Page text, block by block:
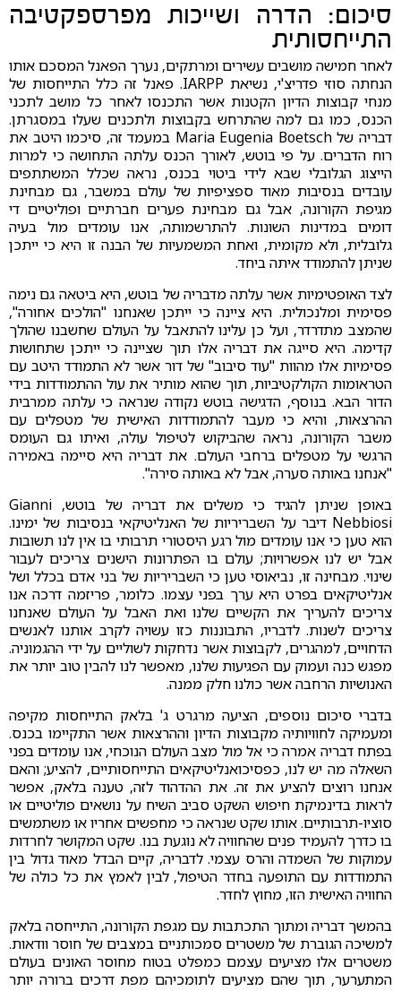
סיכום: הדרה ושייכות מפרספקטיבה
התייחסותית
לאחר חמישה מושבים עשירים ומרתקים, נערך הפאנל המסכם אותו
הנחתה סוזי פדריצ'י, נשיאת IARPP. פאנל זה כלל התייחסות של
מנחי קבוצות הדיון הקטנות אשר התכנסו לאחר כל מושב לתכני
הכנס, כמו גם למה שהתרחש בקבוצות ולתכנים שעלו במסגרתן.
דבריה של Maria Eugenia Boetsch במעמד זה, סיכמו היטב את
רוח הדברים. על פי בוטש, לאורך הכנס עלתה התחושה כי למרות
הייצוג הגלובלי שבא לידי ביטוי בכנס, נראה שכלל המשתתפים
עובדים בנסיבות מאוד ספציפיות של עולם במשבר, גם מבחינת
מגיפת הקורונה, אבל גם מבחינת פערים חברתיים ופוליטיים די
דומים במדינות השונות. להתרשמותה, אנו עומדים מול בעיה
גלובלית, ולא מקומית, ואחת המשמעיות של הבנה זו היא כי ייתכן
שניתן להתמודד איתה ביחד.
לצד האופטימיות אשר עלתה מדבריה של בוטש, היא ביטאה גם נימה
פסימית ומלנכולית. היא ציינה כי ייתכן שאנחנו "הולכים אחורה",
שהמצב מתדרדר, ועל כן עלינו להתאבל על העולם שחשבנו שהולך
קדימה. היא סייגה את דבריה אלו תוך שציינה כי ייתכן שתחושות
פסימיות אלו מהוות "עוד סיבוב" של דור אשר לא התמודד היטב עם
הטראומות הקולקטיביות, תוך שהוא מותיר את עול ההתמודדות בידי
הדור הבא. בנוסף, הדגישה בוטש נקודה שנראה כי עלתה ממרבית
ההרצאות, והיא כי מעבר להתמודדות האישית של מטפלים עם
משבר הקורונה, נראה שהביקוש לטיפול עולה, ואיתו גם העומס
הרגשי על מטפלים ברחבי העולם. את דבריה היא סיימה באמירה
"אנחנו באותה סערה, אבל לא באותה סירה".
באופן שניתן להגיד כי משלים את דבריה של בוטש, Gianni
Nebbiosi דיבר על השבריריות של האנליטיקאי בנסיבות של ימינו.
הוא טען כי אנו עומדים מול רגע היסטורי תרבותי בו אין לנו תשובות
אבל יש לנו אפשרויות; עולם בו הפתרונות הישנים צריכים לעבור
שינוי. מבחינה זו, נביאוסי טען כי השבריריות של בני אדם בכלל ושל
אנליטיקאים בפרט היא ערך בפני עצמו. כלומר, פריזמה דרכה אנו
צריכים להעריך את הקשיים שלנו ואת האבל על העולם שאנחנו
צריכים לשנות. לדבריו, התבוננות כזו עשויה לקרב אותנו לאנשים
הדחויים, למהגרים, לקבוצות אשר נדחקות לשוליים על ידי ההגמוניה.
מפגש כנה ועמוק עם הפגיעות שלנו, מאפשר לנו להבין טוב יותר את
האנושיות הרחבה אשר כולנו חלק ממנה.
בדברי סיכום נוספים, הציעה מרגרט ג' בלאק התייחסות מקיפה
ומעמיקה לחוויותיה מקבוצות הדיון וההרצאות אשר התקיימו בכנס.
בפתח דבריה אמרה כי אל מול מצב העולם הנוכחי, אנו עומדים בפני
השאלה מה יש לנו, כפסיכואנליטיקאים התייחסותיים, להציע; והאם
אנחנו רוצים להציע את זה. את ההדהוד לזה, טענה בלאק, אפשר
לראות בדינמיקת חיפוש השקט סביב השיח על נושאים פוליטיים או
סוציו-תרבותיים. אותו שקט שנראה כי מחפשים אחריו או משתמשים
בו כדרך להעמיד פנים שהחוויה לא נוגעת בנו. שקט המקושר לחרדות
עמוקות של השמדה והרס עצמי. לדבריה, קיים הבדל מאוד גדול בין
התמודדות עם התופעה בחדר הטיפול, לבין לאמץ את כל כולה של
החוויה האישית הזו, מחוץ לחדר.
בהמשך דבריה ומתוך התכתבות עם מגפת הקורונה, התייחסה בלאק
למשיכה הגוברת של משטרים סמכותניים במצבים של חוסר וודאות.
משטרים אלו מציעים עצמם כמפלט בטוח מחוסר האונים בעולם
המתערער, תוך שהם מציעים לתומכיהם מפת דרכים ברורה יותר